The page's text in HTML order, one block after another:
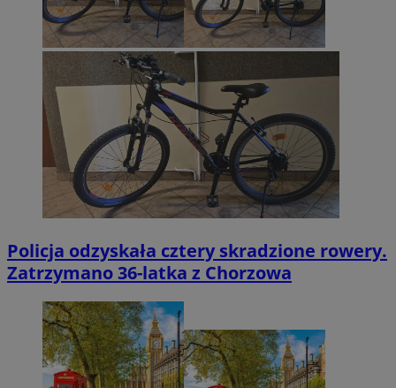
Policja odzyskała cztery skradzione rowery.
Zatrzymano 36-latka z Chorzowa